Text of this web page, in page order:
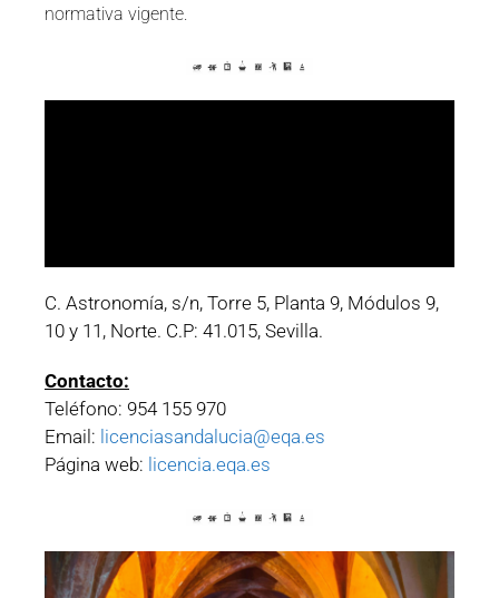
normativa vigente.
C. Astronomía, s/n, Torre 5, Planta 9, Módulos 9,
10 y 11, Norte. C.P: 41.015, Sevilla.
Contacto:
Teléfono: 954 155 970
Email: licenciasandalucia@eqa.es
Página web: licencia.eqa.es